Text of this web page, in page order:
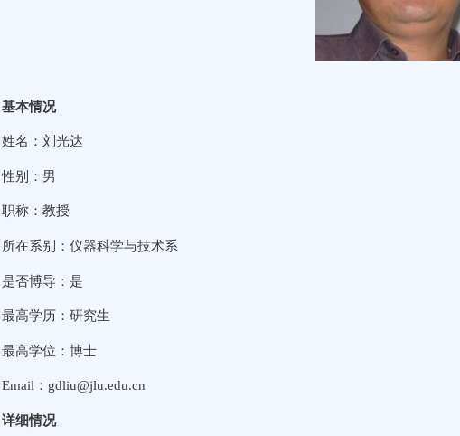
基本情况
姓名：刘光达
性别：男
职称：教授
所在系别：仪器科学与技术系
是否博导：是
最高学历：研究生
最高学位：博士
Email：gdliu@jlu.edu.cn
详细情况